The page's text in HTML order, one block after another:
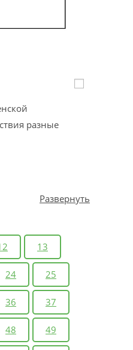
Развернуть
разные
13
24 25
36 37
48 49